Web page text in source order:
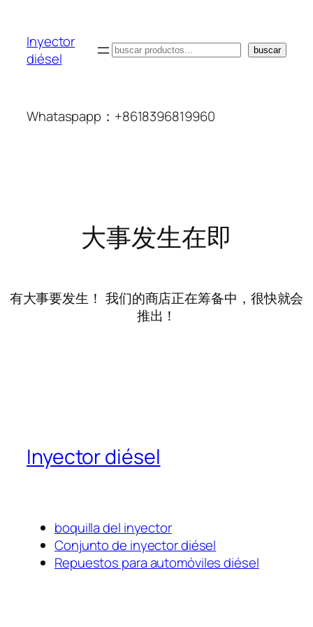
Inyector
diésel
搜
buscar
Whataspapp：+8618396819960
大事发生在即
有大事要发生！ 我们的商店正在筹备中，很快就会
推出！
Inyector diésel
boquilla del inyector
Conjunto de inyector diésel
Repuestos para automóviles diésel